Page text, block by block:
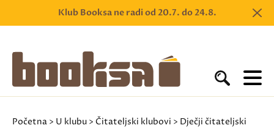
Klub Booksa ne radi od 20.7. do 24.8.
Početna > U klubu > Čitateljski klubovi > Dječji čitateljski